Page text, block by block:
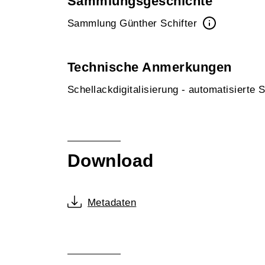
Sammlung Günther Schifter
Technische Anmerkungen
Schellackdigitalisierung - automatisierte
Download
Metadaten